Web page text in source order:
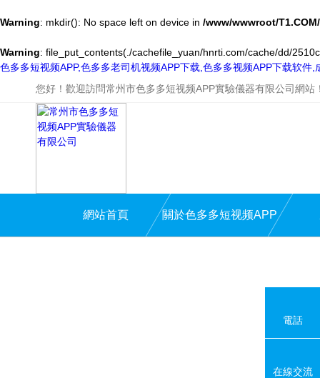
Warning: mkdir(): No space left on device in /www/wwwroot/
Warning: file_put_contents(./cachefile_yuan/hnrti.com/cache/dd/
色多多短视频APP,色多多老司机视频APP下载,色多多视频APP下载软件,
您好！歡迎訪問常州市色多多短视频APP實驗儀器有限公司網站
網站首頁 關於色多多短视频APP
電話
在線交流